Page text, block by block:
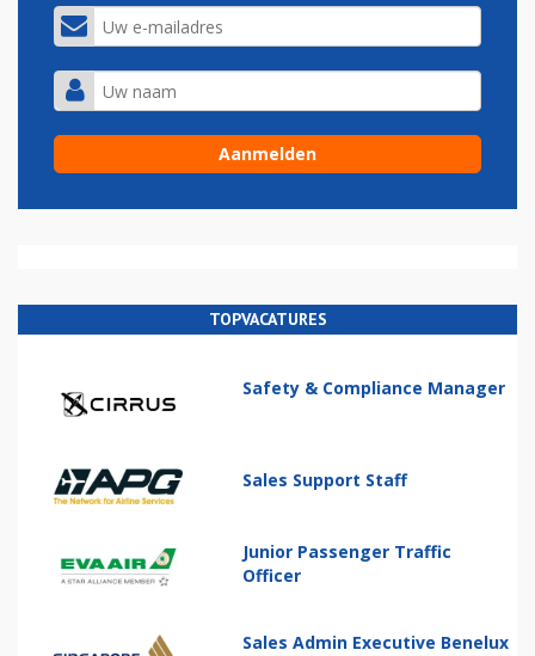
TOPVACATURES
Safety & Compliance Manager
Sales Support Staff
Junior Passenger Traffic
Officer
Sales Admin Executive Benelux